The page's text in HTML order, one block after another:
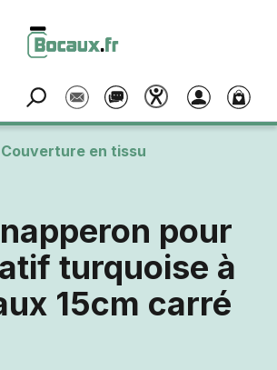
Couverture en tissu
pour
turquoise à
15cm carré